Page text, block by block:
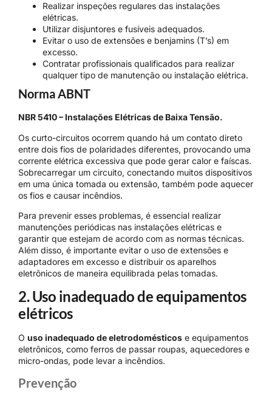
Realizar inspeções regulares das instalações
elétricas.
Utilizar disjuntores e fusíveis adequados.
Evitar o uso de extensões e benjamins (T’s) em
excesso.
Contratar profissionais qualificados para realizar
qualquer tipo de manutenção ou instalação elétrica.
Norma ABNT
NBR 5410 – Instalações Elétricas de Baixa Tensão.
Os curto-circuitos ocorrem quando há um contato direto
entre dois fios de polaridades diferentes, provocando uma
corrente elétrica excessiva que pode gerar calor e faíscas.
Sobrecarregar um circuito, conectando muitos dispositivos
em uma única tomada ou extensão, também pode aquecer
os fios e causar incêndios.
Para prevenir esses problemas, é essencial realizar
manutenções periódicas nas instalações elétricas e
garantir que estejam de acordo com as normas técnicas.
Além disso, é importante evitar o uso de extensões e
adaptadores em excesso e distribuir os aparelhos
eletrônicos de maneira equilibrada pelas tomadas.
2. Uso inadequado de equipamentos
elétricos
O uso inadequado de eletrodomésticos e equipamentos
eletrônicos, como ferros de passar roupas, aquecedores e
micro-ondas, pode levar a incêndios.
Prevenção